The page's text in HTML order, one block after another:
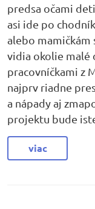
predsa očami
asi ide po
alebo mamičkám
vidia okolie malé
pracovníčkami z
najprv riadne
a nápady aj
projektu bude
viac